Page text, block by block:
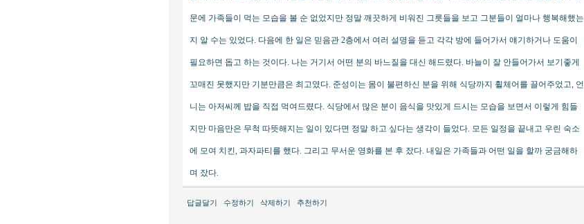
문에 가족들이 먹는 모습을 볼 순 없었지만 정말 깨끗하게 비워진 그릇들을 보고 그분들이 얼마나 행복해했는
지 알 수는 있었다. 다음에 한 일은 믿음관 2층에서 여러 설명을 듣고 각각 방에 들어가서 얘기하거나 도움이
필요하면 돕고 하는 것이다. 나는 거기서 어떤 분의 바느질을 대신 해드렸다. 바늘이 잘 안들어가서 보기좋게
꼬매진 못했지만 기분만큼은 최고였다. 준성이는 몸이 불편하신 분을 위해 식당까지 휠체어를 끌어주었고, 언
니는 아저씨께 밥을 직접 먹여드렸다. 식당에서 많은 분이 음식을 맛있게 드시는 모습을 보면서 이렇게 힘들
지만 마음만은 무척 따뜻해지는 일이 있다면 정말 하고 싶다는 생각이 들었다. 모든 일정을 끝내고 우린 숙소
에 모여 치킨, 과자파티를 했다. 그리고 무서운 영화를 본 후 잤다. 내일은 가족들과 어떤 일을 할까 궁금해하
며 잤다.
답글달기 수정하기 삭제하기 추천하기